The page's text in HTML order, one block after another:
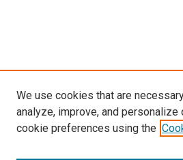
We use cookies that are
analyze, improve, and personalize
cookie preferences using the